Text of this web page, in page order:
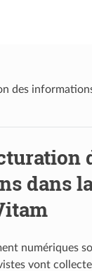
des
dans
numériques
vont